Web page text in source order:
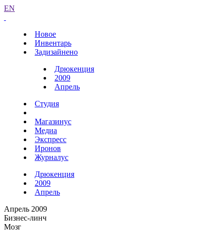
EN
Новое
Инвентарь
Задизайнено
Дрюкенция
2009
Апрель
Студия
Магазинус
Медиа
Экспресс
Иронов
Журналус
Дрюкенция
2009
Апрель
Апрель 2009
Бизнес-линч
Мозг